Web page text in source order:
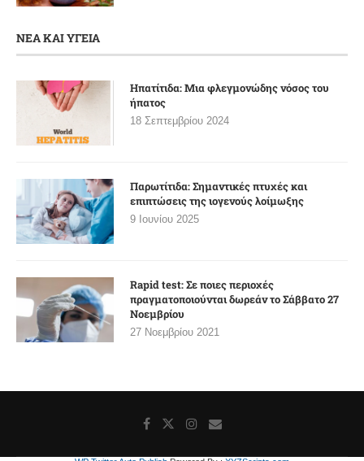
ΝΕΑ ΚΑΙ ΥΓΕΙΑ
Ηπατίτιδα: Μια φλεγμονώδης νόσος του
ήπατος
18 Σεπτεμβρίου 2024
Παρωτίτιδα: Σημαντικές πτυχές και
επιπτώσεις της ιογενούς λοίμωξης
9 Ιουνίου 2025
Rapid test: Σε ποιες περιοχές
πραγματοποιούνται δωρεάν το Σάββατο 27
Νοεμβρίου
27 Νοεμβρίου 2021